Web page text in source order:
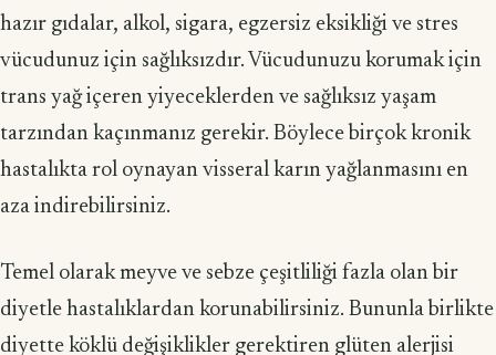
hazır gıdalar, alkol, siga­ra, egzersiz eksikliği ve stres
vücudunuz için sağlıksızdır. Vücudunuzu korumak için
trans yağ içeren yiyeceklerden ve sağlıksız yaşam
tarzından kaçınmanız gere­kir. Böylece birçok kronik
hastalıkta rol oynayan visseral karın yağlanmasını en
aza indirebilirsiniz.
Temel olarak meyve ve sebze çeşitliliği fazla olan bir
diyetle hastalıklardan korunabilirsiniz. Bununla birlikte
diyette köklü değişiklikler gerektiren glüten alerjisi